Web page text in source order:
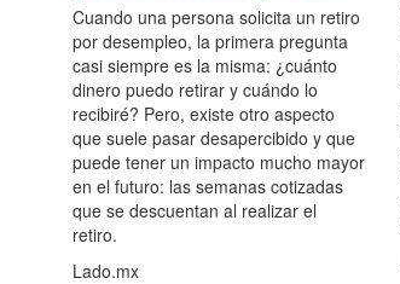
Cuando una persona solicita un retiro
por desempleo, la primera pregunta
casi siempre es la misma: ¿cuánto
dinero puedo retirar y cuándo lo
recibiré? Pero, existe otro aspecto
que suele pasar desapercibido y que
puede tener un impacto mucho mayor
en el futuro: las semanas cotizadas
que se descuentan al realizar el
retiro.
Lado.mx